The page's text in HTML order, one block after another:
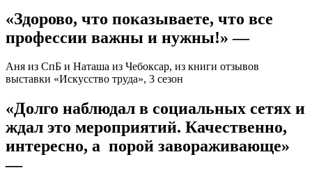
«Здорово, что показываете, что все
профессии важны и нужны!» —
Аня из СпБ и Наташа из Чебоксар, из книги отзывов
выставки «Искусство труда», 3 сезон
«Долго наблюдал в социальных сетях и
ждал это мероприятий. Качественно,
интересно, а порой завораживающе»
—